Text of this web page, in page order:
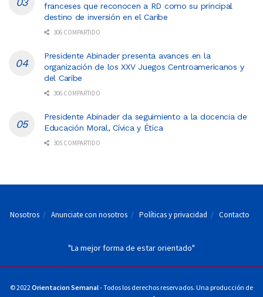
franceses que reconocen a RD como su principal
destino de inversión en el Caribe
306 COMPARTIDO
Presidente Abinader presenta avances en la
organización de los XXV Juegos Centroamericanos y
del Caribe
306 COMPARTIDO
Presidente Abinader da seguimiento a la docencia de
Educación Moral, Cívica y Ética
305 COMPARTIDO
Nosotros Anunciate con nosotros Políticas y privacidad Contacto
"La mejor forma de estar orientado"
© 2022 Orientacion Semanal- Todos los derechos reservados. Una producción de